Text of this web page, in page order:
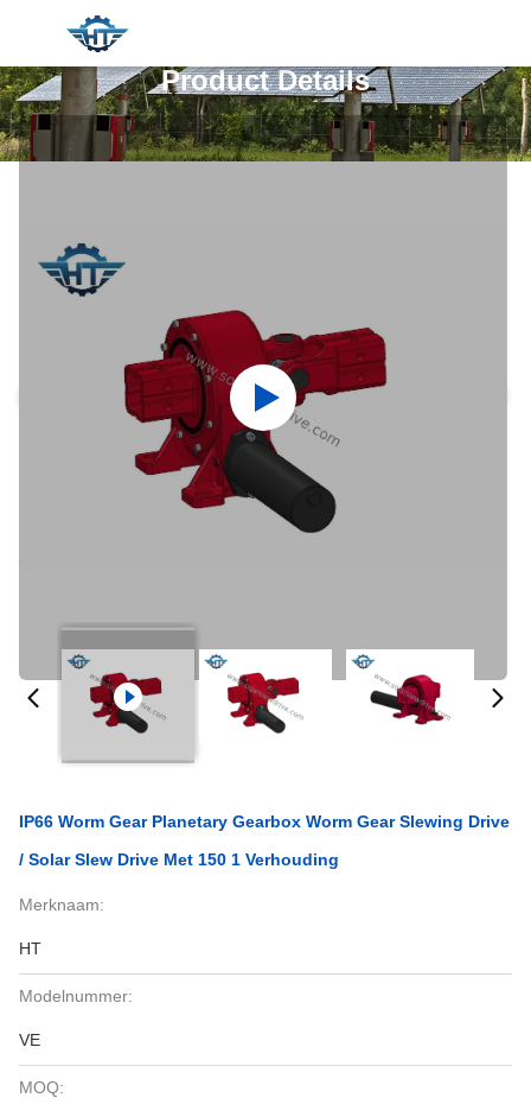
Product Details
IP66 Worm Gear Planetary Gearbox Worm Gear Slewing Drive
/ Solar Slew Drive Met 150 1 Verhouding
Merknaam:
HT
Modelnummer:
VE
MOQ: